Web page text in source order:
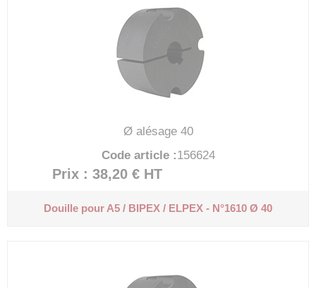
Ø alésage 40
Code article :156624
Prix : 38,20 € HT
Douille pour A5 / BIPEX / ELPEX - N°1610 Ø 40